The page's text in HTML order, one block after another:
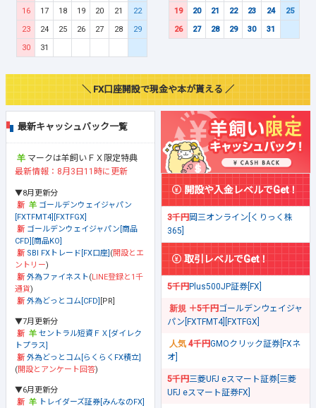
16
17 18 19 20 21
22
23
24 25 26 27 28
29
30
31
19
20 21 22 23 24
25
26
27 28 29 30 31
＼ FX口座開設で現金や本が貰える ／
最新キャッシュバック一覧
マークは羊飼いＦＸ限定特典
最新情報：8月3日11時に更新
▼8月更新分
ゴールデンウェイジャパン
[FXTFMT4][FXTFGX]
ゴールデンウェイジャパン[商品
CFD][商品KO]
SBI FXトレード[FX口座] (開設とエ
ントリー)
外為ファイネスト(LINE登録と1千
通貨)
外為どっとコム[CFD] [PR]
▼7月更新分
セントラル短資ＦＸ[ダイレク
トプラス]
外為どっとコム[らくらくFX積立]
(開設とアンケート回答)
▼6月更新分
トレイダーズ証券[みんなのFX]
開設や入金レベルでGet！
3千円岡三オンライン[くりっく株
365]
取引レベルでGet！
5千円Plus500JP証券[FX]
＋5千円ゴールデンウェイジャ
パン[FXTFMT4][FXTFGX]
4千円GMOクリック証券[FXネ
オ]
5千円三菱UFJ eスマート証券[三菱
UFJ eスマート証券FX]